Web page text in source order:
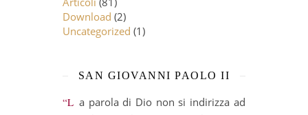
Download (2)
Uncategorized (1)
SAN GIOVANNI PAOLO II
“La parola di Dio non si indirizza ad